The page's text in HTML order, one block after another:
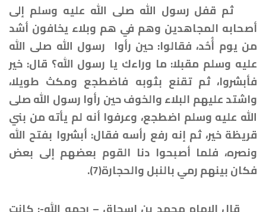
ثم قفل رسول الله صلى الله عليه وسلم إلى
أصحابه المجاهدين وهم في هم وبلاء يخافون أشد
من يوم أُحُد، فقالوا: حين رأوا رسول الله صلى الله
عليه وسلم مقبلا: ما وراءك يا رسول الله؟ قال: خير
فأبشروا، ثم تقنع بثوبه فاضطجع ومكث طويلا،
واشتد عليهم البلاء والخوف حين رأوا رسول الله صلى
الله عليه وسلم اضطجع، وعرفوا أنه لم يأته من بني
قريظة خير، ثم إنه رفع رأسه فقال: أبشروا بفتح الله
ونصره، فلما أصبحوا دنا القوم بعضهم إلى بعض
فكان بينهم رمي بالنبل والحجارة(7).